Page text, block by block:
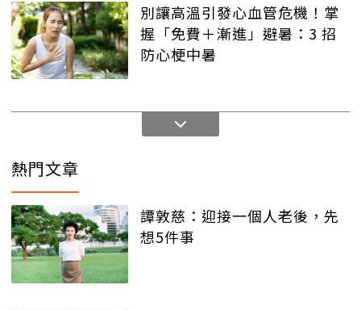
別讓高溫引發心血管危機！掌
握「免費＋漸進」避暑：3 招
防心梗中暑
熱門文章
譚敦慈：迎接一個人老後，先
想5件事